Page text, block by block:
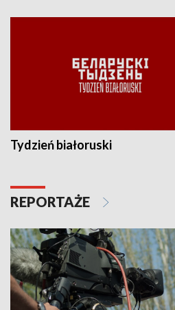
Tydzień białoruski
REPORTAŻE